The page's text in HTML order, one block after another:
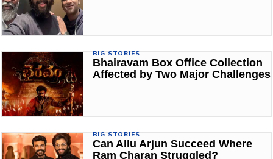
BIG STORIES
Bhairavam Box Office Collection
Affected by Two Major Challenges
BIG STORIES
Can Allu Arjun Succeed Where
Ram Charan Struggled?